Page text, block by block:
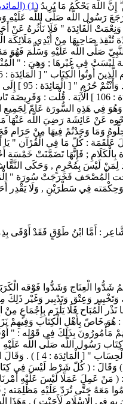
إِنَّ اللَّهَ يَحْكُمُ مَا يُرِيدُ (1) (المائدة)
رَسُول اللَّه صَلَّى اللَّه عَلَيْهِ
الْفَائِدَة " فَلَا نَأْثُرهُ عَنْ
تُنْقِذ صَاحِبهَا مِنْ أَيْدِي مَلَائِكَة
[ الْمَائِدَة : 2 ] الْآيَة . وَكُلّ مَا أُنْزِلَ مِنْ الْقُرْآن بَعْد هِجْرَة
فِي غَيْرهَا ; وَهِيَ : "
أُوتُوا الْكِتَاب مِنْ قَبْلكُمْ " [
الْمَائِدَة : 95 ] و " مَا جَعَلَ اللَّه مِنْ بِحِيرَةٍ وَلَا سَائِبَة وَلَا وَصِيلَة وَلَا حَامٍ " [ الْمَائِدَة : 103 ] , وَقَوْله
بِالْجُمُعَةِ , وَهُوَ فِي هَذِهِ السُّورَة
عَنْ عَائِشَة رَضِيَ اللَّه عَنْهَا
وَمَا وَجَدْتُمْ فِيهَا مِنْ حَرَام
إِلَّا قَوْله : " وَلَا الشَّهْر الْحَرَام وَلَا الْهَدْي " [ الْمَائِدَة : 2 ] الْآيَة , وَقَالَ بَعْضهمْ : نُسِخَ مِنْهَا " أَوْ آخَرَانِ
بَصِيرَة بِالْكَلَامِ ; فَإِنَّهَا تَضَمَّنَتْ
لِمَنْ لَيْسَ بِمُحْرِمٍ , وَحَكَى
فَتَحْت الْمُصْحَف فَخَرَجَتْ سُورَة "
تَعَالَى : " وَمَنْ أَوْفَى بِعَهْدِهِ مِنْ اللَّه " [ التَّوْبَة : 111 ] , وَقَالَ تَعَالَى : " وَإِبْرَاهِيم الَّذِي وَفَّى
الْعِنَاج وَشَدُّوا فَوْقه الْكَرَبَا
وَعِتْق وَتَدْبِير وَغَيْر ذَلِكَ
فَلَا يَلْزَم بِإِجْمَاعٍ مِنْ
: " وَإِذْ أَخَذَ اللَّه مِيثَاق الَّذِينَ أُوتُوا الْكِتَاب لَتُبَيِّنُنَّهُ لِلنَّاسِ وَلَا تَكْتُمُونَهُ " [ آل عِمْرَان
مَأْمُورُونَ بِذَلِكَ فِي قَوْله : "
رَسُول اللَّه صَلَّى اللَّه
حَزْم حِين بَعَثَهُ إِلَى نَجْرَان وَفِي صَدْره : ( هَذَا بَيَان لِلنَّاسِ مِنْ
) وَقَالَ : ( كُلّ شَرْط لَيْسَ فِي
( مَنْ عَمِلَ عَمَلًا لَيْسَ عَلَيْهِ
مَعَهُ حَتَّى تُرَدّ عَلَيْهِ
فِي الْإِسْلَام لَأَجَبْت ) , وَهَذَا